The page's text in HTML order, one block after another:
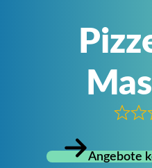
Angebote